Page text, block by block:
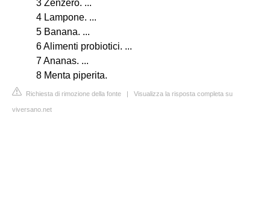
3 Zenzero. ...
4 Lampone. ...
5 Banana. ...
6 Alimenti probiotici. ...
7 Ananas. ...
8 Menta piperita.
Richiesta di rimozione della fonte | Visualizza la risposta completa su
viversano.net